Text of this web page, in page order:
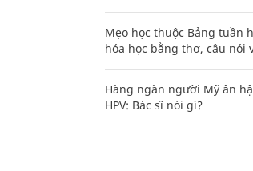
Mẹo học thuộc Bảng tuần
hóa học bằng thơ, câu nói
Hàng ngàn người Mỹ ân
HPV: Bác sĩ nói gì?